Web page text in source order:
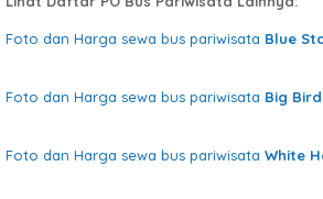
Foto dan Harga sewa bus pariwisata Blue
Foto dan Harga sewa bus pariwisata Big Bird
Foto dan Harga sewa bus pariwisata White